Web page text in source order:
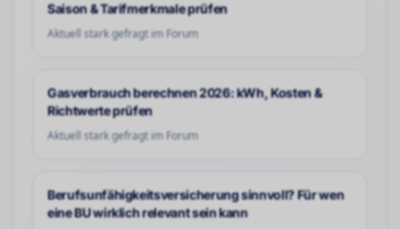
Saison & Tarifmerkmale prüfen
Aktuell stark gefragt im Forum
Gasverbrauch berechnen 2026: kWh, Kosten &
Richtwerte prüfen
Aktuell stark gefragt im Forum
Berufsunfähigkeitsversicherung sinnvoll? Für wen
eine BU wirklich relevant sein kann